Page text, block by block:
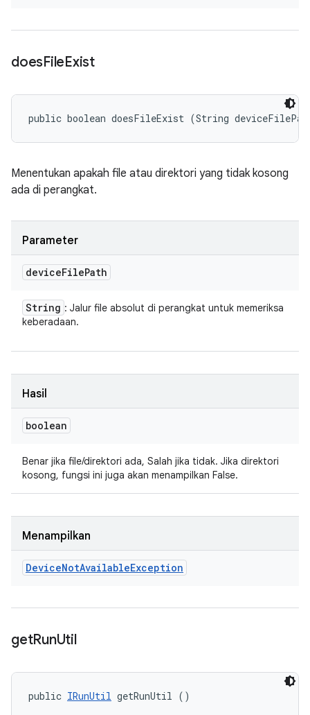
doesFileExist
public boolean doesFileExist (String
Menentukan apakah file atau direktori yang tidak kosong
ada di perangkat.
Parameter
deviceFilePath
String : Jalur file absolut di perangkat untuk memeriksa
keberadaan.
Hasil
boolean
Benar jika file/direktori ada, Salah jika tidak. Jika direktori
kosong, fungsi ini juga akan menampilkan False.
Menampilkan
DeviceNotAvailableException
getRunUtil
public IRunUtil getRunUtil ()